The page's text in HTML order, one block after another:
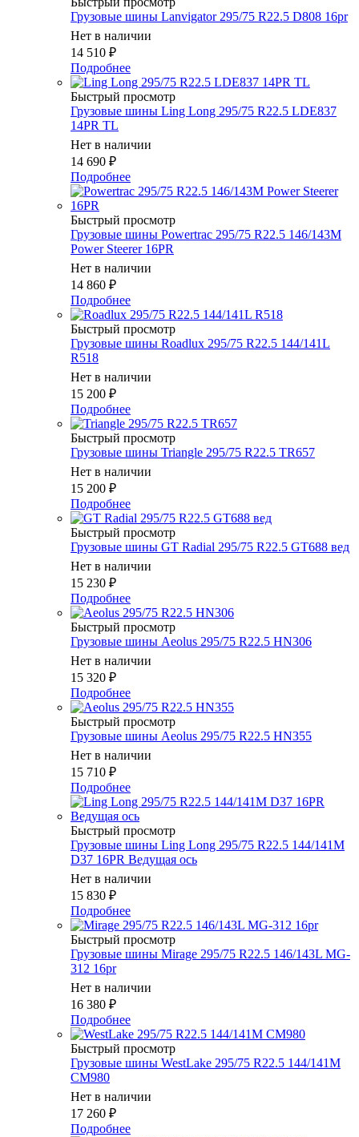
Грузовые шины Lanvigator 295/75 R22.5 D808 16pr
Нет в наличии
14 510 ₽
Подробнее
Быстрый просмотр
Грузовые шины Ling Long 295/75 R22.5 LDE837
14PR TL
Нет в наличии
14 690 ₽
Подробнее
Быстрый просмотр
Грузовые шины Powertrac 295/75 R22.5 146/143M
Power Steerer 16PR
Нет в наличии
14 860 ₽
Подробнее
Быстрый просмотр
Грузовые шины Roadlux 295/75 R22.5 144/141L
R518
Нет в наличии
15 200 ₽
Подробнее
Быстрый просмотр
Грузовые шины Triangle 295/75 R22.5 TR657
Нет в наличии
15 200 ₽
Подробнее
Быстрый просмотр
Грузовые шины GT Radial 295/75 R22.5 GT688 вед
Нет в наличии
15 230 ₽
Подробнее
Быстрый просмотр
Грузовые шины Aeolus 295/75 R22.5 HN306
Нет в наличии
15 320 ₽
Подробнее
Быстрый просмотр
Грузовые шины Aeolus 295/75 R22.5 HN355
Нет в наличии
15 710 ₽
Подробнее
Быстрый просмотр
Грузовые шины Ling Long 295/75 R22.5 144/141M
D37 16PR Ведущая ось
Нет в наличии
15 830 ₽
Подробнее
Быстрый просмотр
Грузовые шины Mirage 295/75 R22.5 146/143L MG-
312 16pr
Нет в наличии
16 380 ₽
Подробнее
Быстрый просмотр
Грузовые шины WestLake 295/75 R22.5 144/141M
CM980
Нет в наличии
17 260 ₽
Подробнее